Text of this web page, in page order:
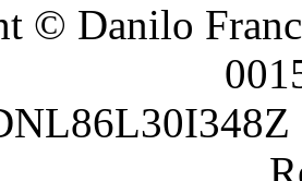
© Danilo